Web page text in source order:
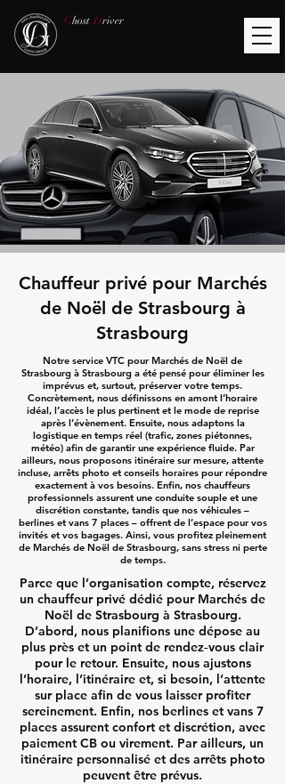
Ghost Driver
Chauffeur privé pour Marchés
de Noël de Strasbourg à
Strasbourg
Notre service VTC pour Marchés de Noël de
Strasbourg à Strasbourg a été pensé pour éliminer les
imprévus et, surtout, préserver votre temps.
Concrètement, nous définissons en amont l’horaire
idéal, l’accès le plus pertinent et le mode de reprise
après l’évènement. Ensuite, nous adaptons la
logistique en temps réel (trafic, zones piétonnes,
météo) afin de garantir une expérience fluide. Par
ailleurs, nous proposons itinéraire sur mesure, attente
incluse, arrêts photo et conseils horaires pour répondre
exactement à vos besoins. Enfin, nos chauffeurs
professionnels assurent une conduite souple et une
discrétion constante, tandis que nos véhicules –
berlines et vans 7 places – offrent de l’espace pour vos
invités et vos bagages. Ainsi, vous profitez pleinement
de Marchés de Noël de Strasbourg, sans stress ni perte
de temps.
Parce que l’organisation compte, réservez
un chauffeur privé dédié pour Marchés de
Noël de Strasbourg à Strasbourg.
D’abord, nous planifions une dépose au
plus près et un point de rendez‑vous clair
pour le retour. Ensuite, nous ajustons
l’horaire, l’itinéraire et, si besoin, l’attente
sur place afin de vous laisser profiter
sereinement. Enfin, nos berlines et vans 7
places assurent confort et discrétion, avec
paiement CB ou virement. Par ailleurs, un
itinéraire personnalisé et des arrêts photo
peuvent être prévus.